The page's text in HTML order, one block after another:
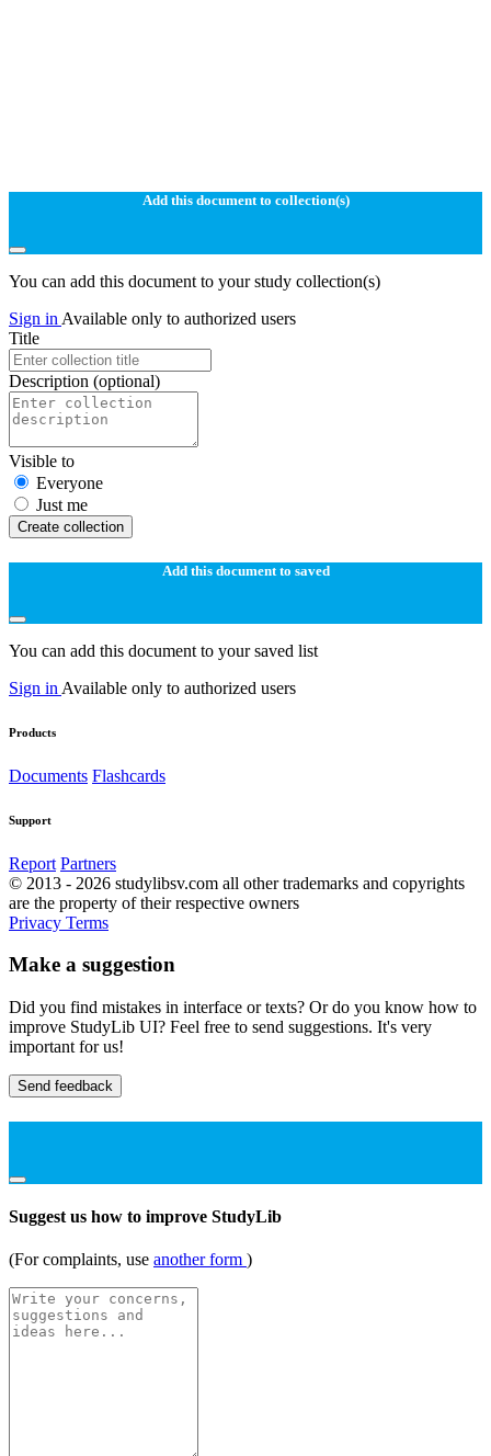
Add this document to collection(s)
You can add this document to your study collection(s)
Sign in Available only to authorized users
Title
Description (optional)
Visible to
Everyone
Just me
Create collection
Add this document to saved
You can add this document to your saved list
Sign in Available only to authorized users
Products
Documents Flashcards
Support
Report Partners
© 2013 - 2026 studylibsv.com all other trademarks and copyrights
are the property of their respective owners
Privacy Terms
Make a suggestion
Did you find mistakes in interface or texts? Or do you know how to
improve StudyLib UI? Feel free to send suggestions. It's very
important for us!
Send feedback
Suggest us how to improve StudyLib
(For complaints, use another form )